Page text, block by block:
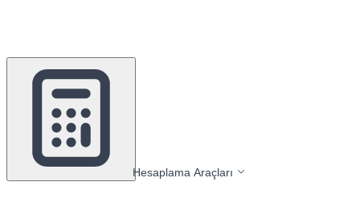
Hesaplama Araçları